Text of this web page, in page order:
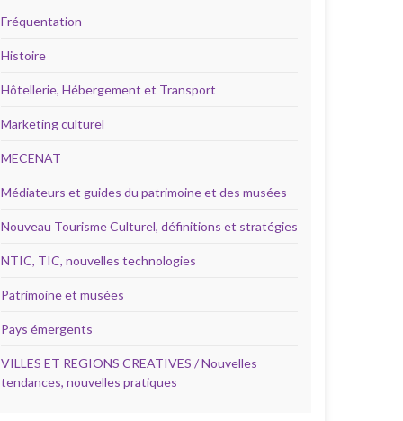
Fréquentation
Histoire
Hôtellerie, Hébergement et Transport
Marketing culturel
MECENAT
Médiateurs et guides du patrimoine et des musées
Nouveau Tourisme Culturel, définitions et stratégies
NTIC, TIC, nouvelles technologies
Patrimoine et musées
Pays émergents
VILLES ET REGIONS CREATIVES / Nouvelles
tendances, nouvelles pratiques